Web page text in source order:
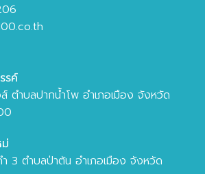
รค์
ตำบลปากน้ำโพ อำเภอเมือง จังหวัด
3 ตำบลป่าตัน อำเภอเมือง จังหวัด